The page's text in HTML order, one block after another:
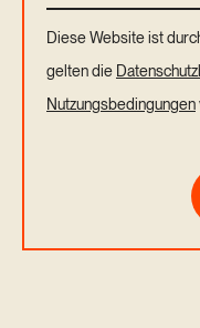
Diese Website ist
gelten die
Nutzungsbedingungen